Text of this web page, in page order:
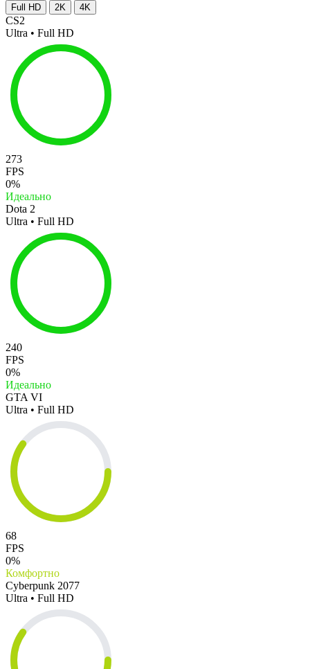
Full HD 2K 4K
CS2
Ultra • Full HD
273
FPS
0%
Идеально
Dota 2
Ultra • Full HD
240
FPS
0%
Идеально
GTA VI
Ultra • Full HD
68
FPS
0%
Комфортно
Cyberpunk 2077
Ultra • Full HD